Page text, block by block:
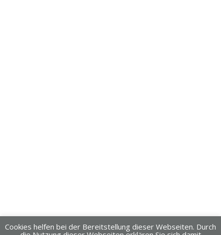
Cookies helfen bei der Bereitstellung dieser Webseiten. Durch